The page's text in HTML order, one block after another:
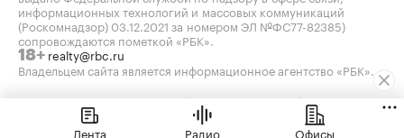
информационных технологий и массовых коммуникаций
(Роскомнадзор) 03.12.2021 за номером ЭЛ №ФС77-82385)
сопровождаются пометкой «РБК».
18+ realty@rbc.ru
Владельцем сайта является информационное агентство «РБК».
Мосбиржа
Санкт-Петербургская
Индексы облигаций предоставлены Cbonds.
Лента Радио Офисы